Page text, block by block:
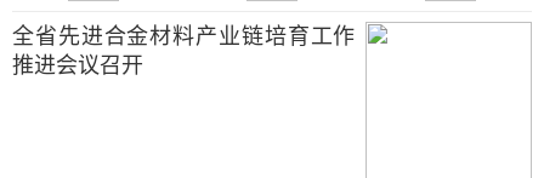
全省先进合金材料产业链培育工作
推进会议召开